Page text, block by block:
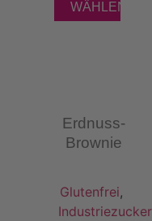
WÄHLEN
Erdnuss-
Brownie
Glutenfrei,